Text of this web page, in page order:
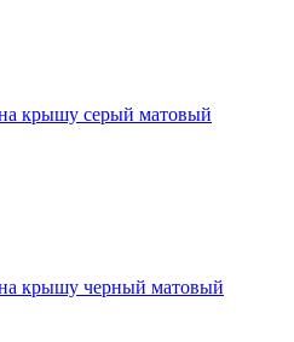
крышу серый матовый
крышу черный матовый